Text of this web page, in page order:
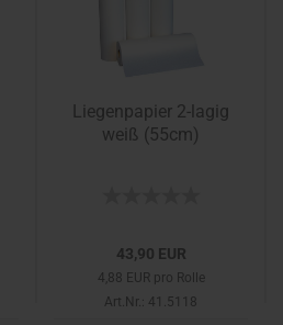
Liegenpapier 2-lagig
weiß (55cm)
43,90 EUR
4,88 EUR pro Rolle
Art.Nr.: 41.5118